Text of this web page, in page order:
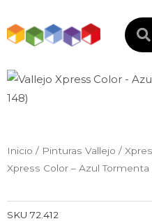
al
contenido
Inicio / Pinturas Vallejo /
Xpress Color – Azul Tormenta
SKU 72.412